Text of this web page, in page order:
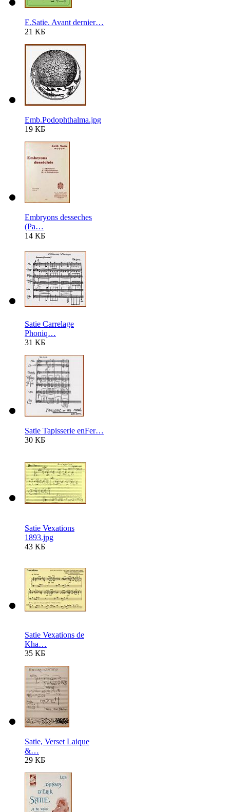
E.Satie. Avant dernier…
21 КБ
Emb.Podophthalma.jpg
19 КБ
Embryons desseches
(Pa…
14 КБ
Satie Carrelage
Phoniq…
31 КБ
Satie Tapisserie enFer…
30 КБ
Satie Vexations
1893.jpg
43 КБ
Satie Vexations de
Kha…
35 КБ
Satie, Verset Laique
&…
29 КБ